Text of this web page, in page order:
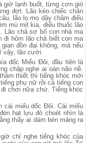
giờ lạnh buốt, từng cơn gió
đợt. Lão kéo chiếc chăn
lão lọ mọ dậy châm điếu
mù mịt kia, điếu thuốc lão
Lão chả sợ bố con nhà ma
đi hôm lão chả biết con ma
đồn đại không, mà nếu
vậy, lão cười.
dốc Miếu Đôi, đầu tiên là
chặp nghe ai oán não nề.
thiết thì tiếng khóc mới
phụ nữ rồi cả tiếng con
chơi nữa chứ. Tiếng khóc
cái miếu dốc Đôi. Cái miếu
hạt lựu đỏ choét nhìn là
thấy ai dám bén mảng ra
chỉ nghe tiếng khóc của